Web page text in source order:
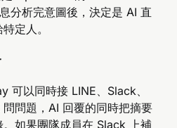
分析完意圖後，決定是 AI 直
定人。
可以同時接 LINE、Slack、
問題，AI 回覆的同時把摘要
如果團隊成員在 Slack 上補